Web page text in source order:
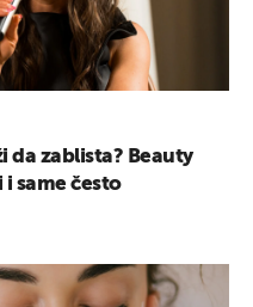
da zablista? Beauty
same često